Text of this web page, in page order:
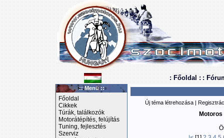
: Főoldal : :
:: Menü ::
Főoldal
Cikkek
Túrák, találkozók
Motorátépítés, felújítás
Tuning, fejlesztés
Szerviz
Új téma létrehozása |